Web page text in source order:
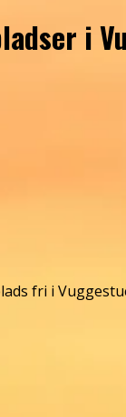
i
fri i